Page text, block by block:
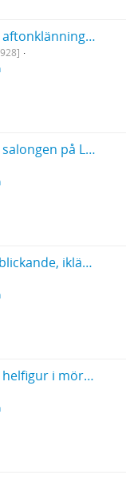
Selma Lagerlöf stående i aftonklänning med kraghalsband
Selma Lagerlöf stående i salongen på Lagerlöfsgården i Falun
Selma Lagerlöf allvarligt blickande, iklädd mörk överdel och ljus krage
Selma Lagerlöf stående i helfigur i mörk dräkt med synligt pekfinger